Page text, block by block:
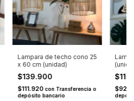
Lampara de techo cono 25
x 60 cm (unidad)
$139.900
$111.920 con Transferencia o
depósito bancario